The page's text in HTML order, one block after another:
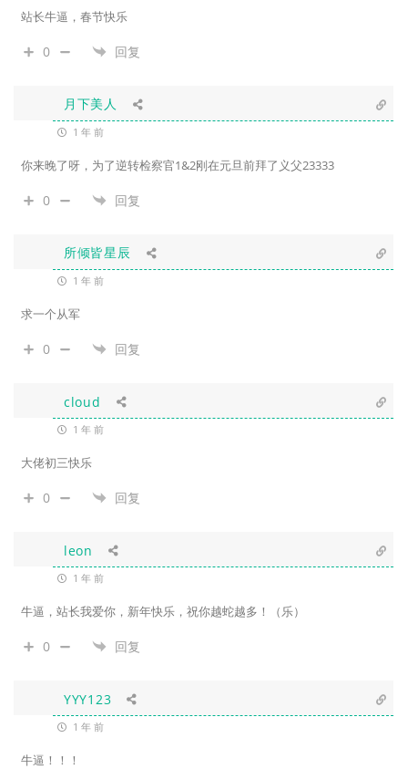
站长牛逼，春节快乐
0 回复
月下美人
1 年 前
你来晚了呀，为了逆转检察官1&2刚在元旦前拜了义父23333
0 回复
所倾皆星辰
1 年 前
求一个从军
0 回复
cloud
1 年 前
大佬初三快乐
0 回复
leon
1 年 前
牛逼，站长我爱你，新年快乐，祝你越蛇越多！（乐）
0 回复
YYY123
1 年 前
牛逼！！！